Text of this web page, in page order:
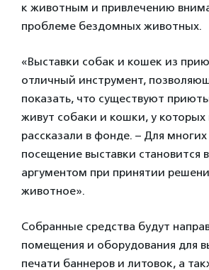
к животным и привлечению
проблеме бездомных животных.
«Выставки собак и кошек из
отличный инструмент,
показать, что существуют
живут собаки и кошки, у которых
рассказали в фонде. – Для
посещение выставки становится
аргументом при принятии
животное».
Собранные средства будут
помещения и оборудования для
печати баннеров и литовок, а